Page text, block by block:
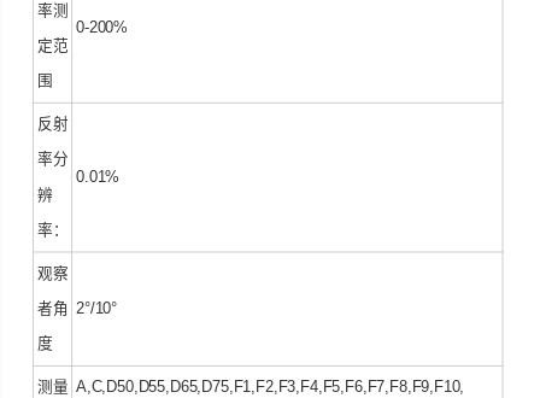
率测
定范
围
0-200%
反射
率分
辨
率：
0.01%
观察
者角
度
2°/10°
测量 A,C,D50,D55,D65,D75,F1,F2,F3,F4,F5,F6,F7,F8,F9,F10,